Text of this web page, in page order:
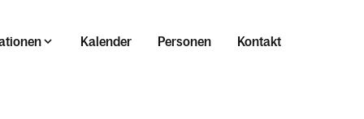
Kalender Personen Kontakt